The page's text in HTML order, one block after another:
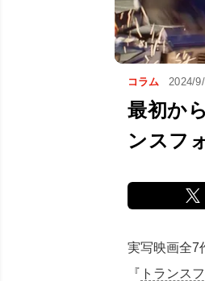
コラム 2024/
最初か
ンスフ
実写映画全7
『 トランス